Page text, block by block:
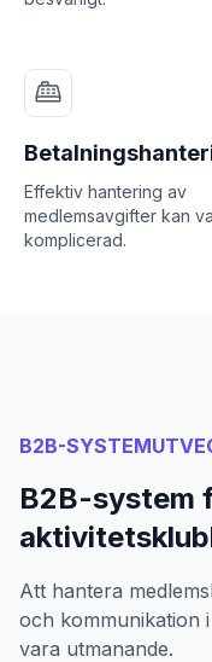
Effektiv hantering av
medlemsavgifter kan
komplicerad.
B2B-
B2B-system
Att hantera
och kommunikation
vara utmanande.